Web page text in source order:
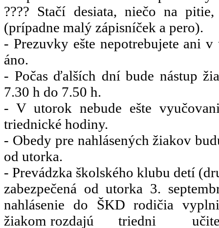
???? Stačí desiata, niečo na
(prípadne malý zápisníček a pero).
- Prezuvky ešte nepotrebujete ani
áno.
- Počas ďalších dní bude nástup
7.30 h do 7.50 h.
- V utorok nebude ešte
triednické hodiny.
- Obedy pre nahlásených žiakov
od utorka.
- Prevádzka školského klubu detí
zabezpečená od utorka 3.
nahlásenie do ŠKD rodičia
žiakom rozdajú triedni učitelia